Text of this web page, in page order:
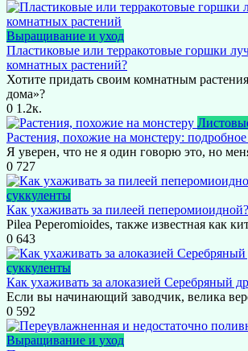
Выращивание и уход
Пластиковые или терракотовые горшки
комнатных растений?
Хотите придать своим комнатным
дома»?
0 1.2к.
Растения, похожие на монстеру: подробное
Я уверен, что не я один говорю это, но
0 727
суккуленты
Как ухаживать за пилеей пеперомиоидной?
Pilea Peperomioides, также известная как
0 643
суккуленты
Как ухаживать за алоказией Серебряный
Если вы начинающий заводчик, велика
0 592
Выращивание и уход